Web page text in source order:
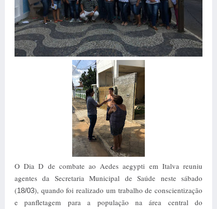
O Dia D de combate ao Aedes aegypti em Italva reuniu
agentes da Secretaria Municipal de Saúde neste sábado
(18/03), quando foi realizado um trabalho de conscientização
e panfletagem para a população na área central do